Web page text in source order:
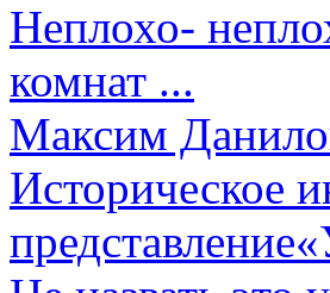
Неплохо-
комнат ...
Максим
Историческое